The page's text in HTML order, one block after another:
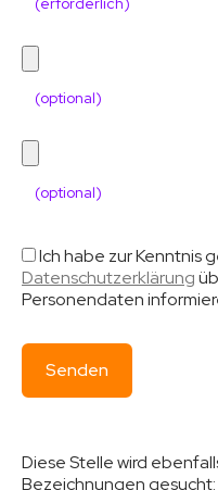
(optional)
(optional)
Ich habe zur Kenntnis
Datenschutzerklärung
Personendaten
Diese Stelle wird
Bezeichnungen gesucht: